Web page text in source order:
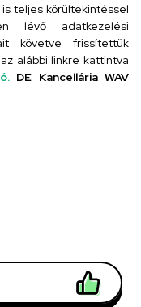
teljes körültekintéssel
lévő adatkezelési
követve frissítettük
alábbi linkre kattintva
DE Kancellária WAV